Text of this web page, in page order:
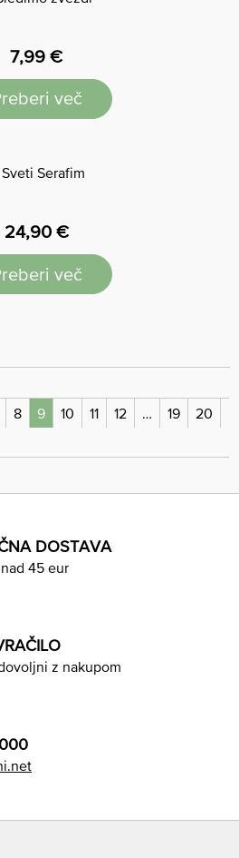
7,99 €
več
24,90 €
več
8 9 10 11 12 … 19
20
DOSTAVA
45 eur
z nakupom